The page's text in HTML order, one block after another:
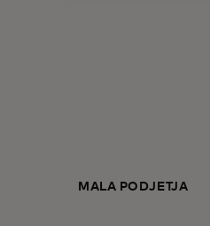
MALA PODJETJA